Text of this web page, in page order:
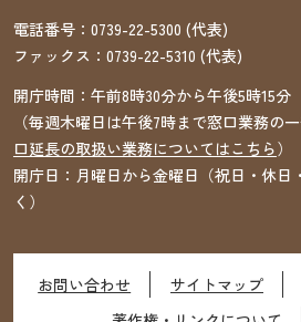
電話番号： 0739-22-5300 (代表)
ファックス： 0739-22-5310 (代表)
開庁時間：午前8時30分から午後5時15分
（毎週木曜日は午後7時まで窓口業務の
口延長の取扱い業務についてはこちら）
開庁日：月曜日から金曜日（祝日・休日
く）
お問い合わせ サイトマップ